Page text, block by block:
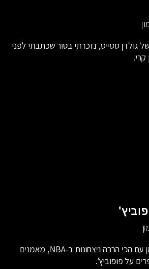
גולדן סטייט, נזכרתי בטור שכתבתי לפני
לכבוד הפיכתו למאמן עם הכי הרבה ניצחונות ב-NBA, מאמנים
על פופוביץ'.